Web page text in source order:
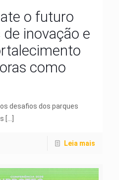
o futuro
inovação e
como
desafios dos parques
[…]
Leia mais